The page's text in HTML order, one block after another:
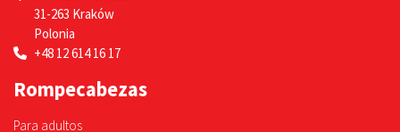
31-263 Kraków
Polonia
+48 12 614 16 17
Rompecabezas
Para adultos